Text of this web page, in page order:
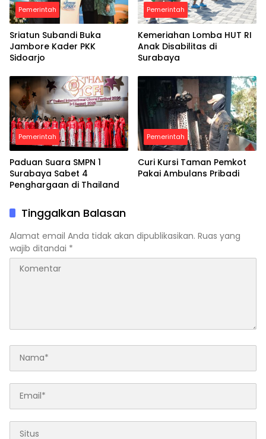
Pemerintah
Sriatun Subandi Buka
Jambore Kader PKK
Sidoarjo
Pemerintah
Kemeriahan Lomba HUT RI
Anak Disabilitas di
Surabaya
Pemerintah
Paduan Suara SMPN 1
Surabaya Sabet 4
Penghargaan di Thailand
Pemerintah
Curi Kursi Taman Pemkot
Pakai Ambulans Pribadi
Tinggalkan Balasan
Alamat email Anda tidak akan dipublikasikan. Ruas yang
wajib ditandai *